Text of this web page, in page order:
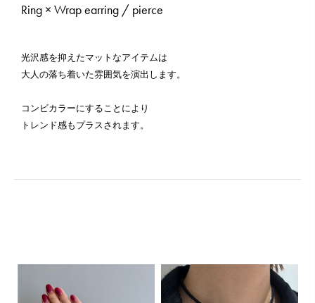
Ring × Wrap earring / pierce
光沢感を抑えたマットなアイテムは
大人の落ち着いた雰囲気を演出します。
コンビカラーにすることにより
トレンド感もプラスされます。